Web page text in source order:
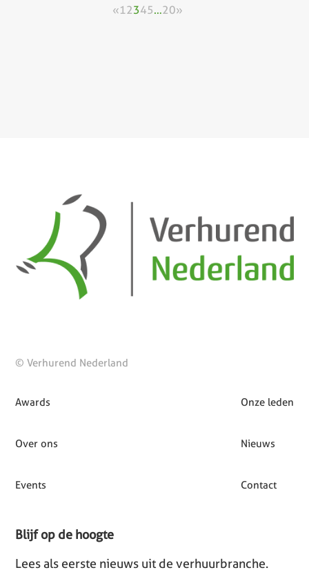
«12345…20»
© Verhurend Nederland
Awards
Over ons
Events
Onze leden
Nieuws
Contact
Blijf op de hoogte
Lees als eerste nieuws uit de verhuurbranche.